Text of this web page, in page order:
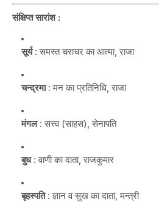
संक्षिप्त सारांश :
सूर्य: समस्त चराचर का आत्मा, राजा
चन्द्रमा: मन का प्रतिनिधि, राजा
मंगल: सत्त्व (साहस), सेनापति
बुध: वाणी का दाता, राजकुमार
बृहस्पति: ज्ञान व सुख का दाता, मन्त्री